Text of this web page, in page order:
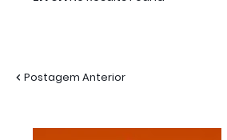
Postagem Anterior